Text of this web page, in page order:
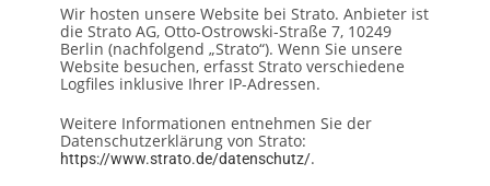
Wir hosten unsere Website bei Strato. Anbieter ist
die Strato AG, Otto-Ostrowski-Straße 7, 10249
Berlin (nachfolgend „Strato“). Wenn Sie unsere
Website besuchen, erfasst Strato verschiedene
Logfiles inklusive Ihrer IP-Adressen.
Weitere Informationen entnehmen Sie der
Datenschutzerklärung von Strato:
https://www.strato.de/datenschutz/.